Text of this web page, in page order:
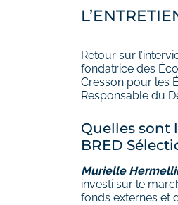
Retour sur
fondatrice des
Cresson pour les
Responsable du
Quelles sont
BRED
Murielle
investi sur le
fonds externes et